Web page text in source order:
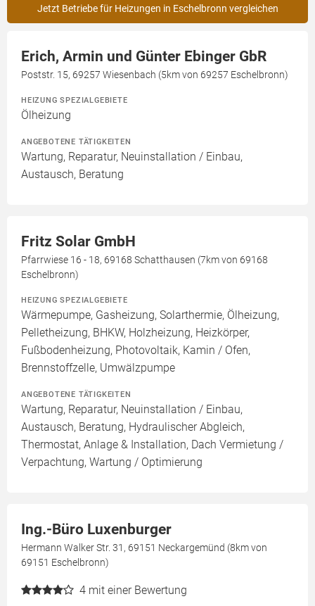
Jetzt Betriebe für Heizungen in Eschelbronn vergleichen
Erich, Armin und Günter Ebinger GbR
Poststr. 15, 69257 Wiesenbach (5km von 69257 Eschelbronn)
HEIZUNG SPEZIALGEBIETE
Ölheizung
ANGEBOTENE TÄTIGKEITEN
Wartung, Reparatur, Neuinstallation / Einbau,
Austausch, Beratung
Fritz Solar GmbH
Pfarrwiese 16 - 18, 69168 Schatthausen (7km von 69168
Eschelbronn)
HEIZUNG SPEZIALGEBIETE
Wärmepumpe, Gasheizung, Solarthermie, Ölheizung,
Pelletheizung, BHKW, Holzheizung, Heizkörper,
Fußbodenheizung, Photovoltaik, Kamin / Ofen,
Brennstoffzelle, Umwälzpumpe
ANGEBOTENE TÄTIGKEITEN
Wartung, Reparatur, Neuinstallation / Einbau,
Austausch, Beratung, Hydraulischer Abgleich,
Thermostat, Anlage & Installation, Dach Vermietung /
Verpachtung, Wartung / Optimierung
Ing.-Büro Luxenburger
Hermann Walker Str. 31, 69151 Neckargemünd (8km von
69151 Eschelbronn)
4 mit einer Bewertung